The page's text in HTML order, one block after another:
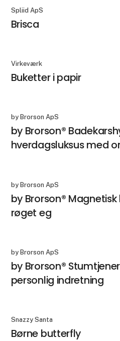
Spliid ApS
Brisca
Virkeværk
Buketter i papir
by Brorson ApS
by Brorson®
hverdagsluksus med
by Brorson ApS
by Brorson®
røget eg
by Brorson ApS
by Brorson®
personlig indretning
Snazzy Santa
Børne butterfly